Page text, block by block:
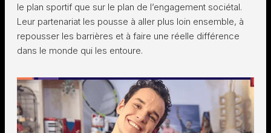
le plan sportif que sur le plan de l’engagement sociétal.
Leur partenariat les pousse à aller plus loin ensemble, à
repousser les barrières et à faire une réelle différence
dans le monde qui les entoure.